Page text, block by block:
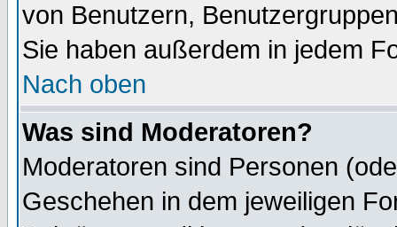
von Benutzern,
Sie haben außerdem in jedem
Nach oben
Was sind Moderatoren?
Moderatoren sind Personen
Geschehen in dem jeweiligen